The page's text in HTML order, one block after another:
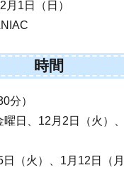
1日（日）
時間
分）
日、12月2日（火）
（火）、1月12日（